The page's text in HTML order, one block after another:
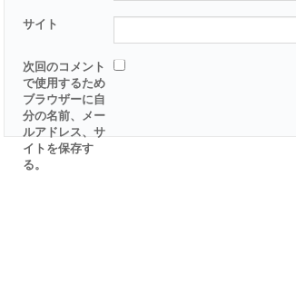
サイト
次回のコメント
で使用するため
ブラウザーに自
分の名前、メー
ルアドレス、サ
イトを保存す
る。